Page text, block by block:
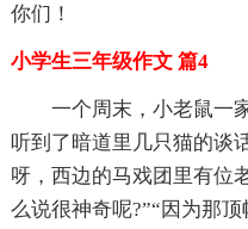
你们！
小学生三年级作文 篇4
一个周末，小老鼠一
听到了暗道里几只猫的谈
呀，西边的马戏团里有位
么说很神奇呢?”“因为那